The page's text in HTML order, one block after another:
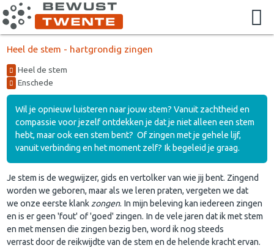
Heel de stem - hartgrondig zingen
Heel de stem
Enschede
Wil je opnieuw luisteren naar jouw stem? Vanuit zachtheid en
compassie voor jezelf ontdekken je dat je niet alleen een stem
hebt, maar ook een stem bent? Of zingen met je gehele lijf,
vanuit verbinding en het moment zelf? Ik begeleid je graag.
Je stem is de wegwijzer, gids en vertolker van wie jij bent. Zingend
worden we geboren, maar als we leren praten, vergeten we dat
we onze eerste klankzongen. In mijn beleving kan iedereen zingen
en is er geen 'fout' of 'goed' zingen. In de vele jaren dat ik met stem
en met mensen die zingen bezig ben, word ik nog steeds
verrast door de reikwijdte van de stem en de helende kracht ervan.